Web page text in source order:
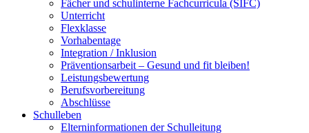
Fächer und schulinterne Fachcurricula (SIFC)
Unterricht
Flexklasse
Vorhabentage
Integration / Inklusion
Präventionsarbeit – Gesund und fit bleiben!
Leistungsbewertung
Berufsvorbereitung
Abschlüsse
Schulleben
Elterninformationen der Schulleitung